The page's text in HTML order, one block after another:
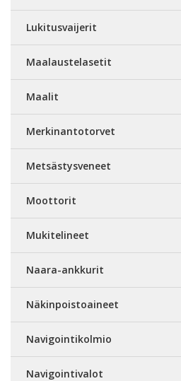
Lukitusvaijerit
Maalaustelasetit
Maalit
Merkinantotorvet
Metsästysveneet
Moottorit
Mukitelineet
Naara-ankkurit
Näkinpoistoaineet
Navigointikolmio
Navigointivalot